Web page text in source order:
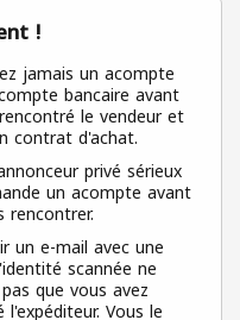
!
jamais un acompte
bancaire avant
le vendeur et
contrat d'achat.
privé sérieux
un acompte avant
rencontrer.
un e-mail avec une
scannée ne
que vous avez
l'expéditeur. Vous le